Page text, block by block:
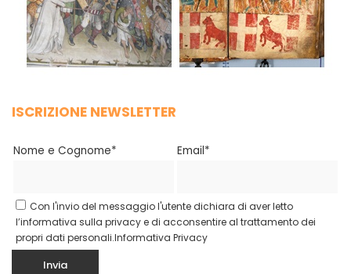
ISCRIZIONE NEWSLETTER
Nome e Cognome* Email*
Con l'invio del messaggio l'utente dichiara di aver letto
l’informativa sulla privacy e di acconsentire al trattamento dei
propri dati personali.Informativa Privacy